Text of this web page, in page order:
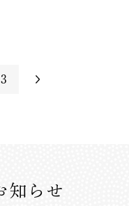
3
知らせ